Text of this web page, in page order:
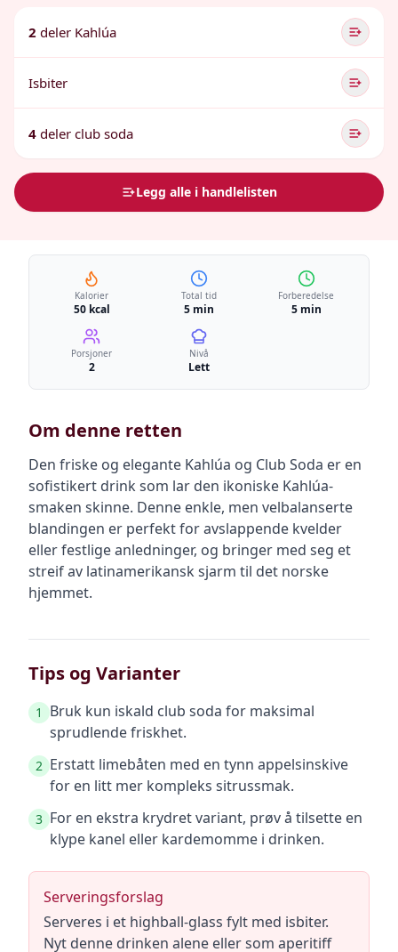
2 deler Kahlúa
Isbiter
4 deler club soda
Legg alle i handlelisten
Kalorier
50 kcal
Total tid
5 min
Forberedelse
5 min
Porsjoner
2
Nivå
Lett
Om denne retten
Den friske og elegante Kahlúa og Club Soda er en
sofistikert drink som lar den ikoniske Kahlúa-
smaken skinne. Denne enkle, men velbalanserte
blandingen er perfekt for avslappende kvelder
eller festlige anledninger, og bringer med seg et
streif av latinamerikansk sjarm til det norske
hjemmet.
Tips og Varianter
1
Bruk kun iskald club soda for maksimal
sprudlende friskhet.
2 Erstatt limebåten med en tynn appelsinskive
for en litt mer kompleks sitrussmak.
3 For en ekstra krydret variant, prøv å tilsette en
klype kanel eller kardemomme i drinken.
Serveringsforslag
Serveres i et highball-glass fylt med isbiter.
Nyt denne drinken alene eller som aperitiff